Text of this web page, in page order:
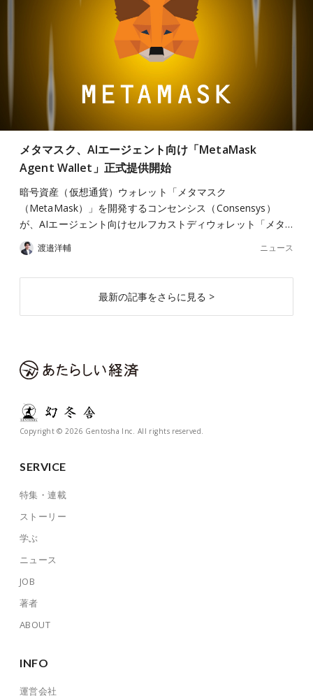
メタマスク、AIエージェント向け「MetaMask
Agent Wallet」正式提供開始
暗号資産（仮想通貨）ウォレット「メタマスク
（MetaMask）」を開発するコンセンシス（Consensys）
が、AIエージェント向けセルフカストディウォレット「メタ…
渡邉洋輔 ニュース
最新の記事をさらに見る >
Copyright © 2026 Gentosha Inc. All rights reserved.
SERVICE
特集・連載
ストーリー
学ぶ
ニュース
JOB
著者
ABOUT
INFO
運営会社